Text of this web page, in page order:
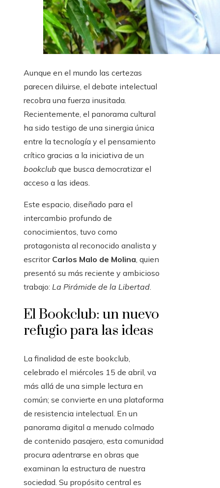
Aunque en el mundo las certezas
parecen diluirse, el debate intelectual
recobra una fuerza inusitada.
Recientemente, el panorama cultural
ha sido testigo de una sinergia única
entre la tecnología y el pensamiento
crítico gracias a la iniciativa de un
bookclub que busca democratizar el
acceso a las ideas.
Este espacio, diseñado para el
intercambio profundo de
conocimientos, tuvo como
protagonista al reconocido analista y
escritor Carlos Malo de Molina, quien
presentó su más reciente y ambicioso
trabajo: La Pirámide de la Libertad.
El Bookclub: un nuevo
refugio para las ideas
La finalidad de este bookclub,
celebrado el miércoles 15 de abril, va
más allá de una simple lectura en
común; se convierte en una plataforma
de resistencia intelectual. En un
panorama digital a menudo colmado
de contenido pasajero, esta comunidad
procura adentrarse en obras que
examinan la estructura de nuestra
sociedad. Su propósito central es